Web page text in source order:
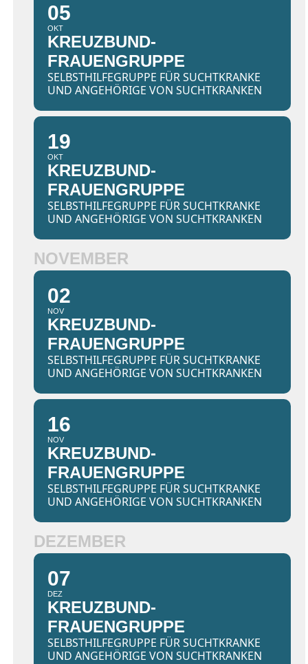
05
OKT
KREUZBUND-
FRAUENGRUPPE
SELBSTHILFEGRUPPE FÜR SUCHTKRANKE
UND ANGEHÖRIGE VON SUCHTKRANKEN
19
OKT
KREUZBUND-
FRAUENGRUPPE
SELBSTHILFEGRUPPE FÜR SUCHTKRANKE
UND ANGEHÖRIGE VON SUCHTKRANKEN
NOVEMBER
02
NOV
KREUZBUND-
FRAUENGRUPPE
SELBSTHILFEGRUPPE FÜR SUCHTKRANKE
UND ANGEHÖRIGE VON SUCHTKRANKEN
16
NOV
KREUZBUND-
FRAUENGRUPPE
SELBSTHILFEGRUPPE FÜR SUCHTKRANKE
UND ANGEHÖRIGE VON SUCHTKRANKEN
DEZEMBER
07
DEZ
KREUZBUND-
FRAUENGRUPPE
SELBSTHILFEGRUPPE FÜR SUCHTKRANKE
UND ANGEHÖRIGE VON SUCHTKRANKEN